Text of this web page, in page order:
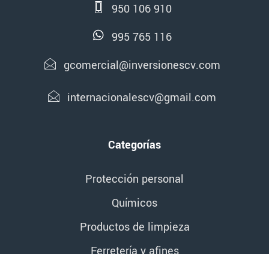
950 106 910
995 765 116
gcomercial@inversionescv.com
internacionalescv@gmail.com
Categorías
Protección personal
Químicos
Productos de limpieza